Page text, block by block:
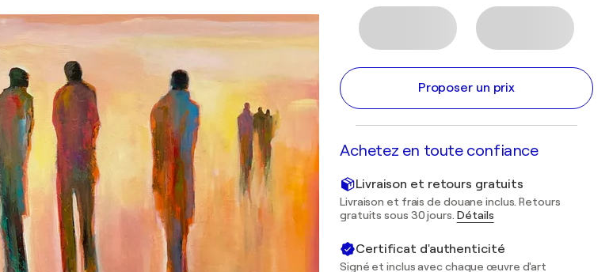
Proposer un prix
Achetez en toute confiance
Livraison et retours gratuits
Livraison et frais de douane inclus. Retours
gratuits sous 30 jours. Détails
Certificat d'authenticité
Signé et inclus avec chaque œuvre d'art